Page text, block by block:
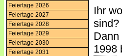
Feiertage 2026
Feiertage 2027
Feiertage 2028
Feiertage 2029
Feiertage 2030
Feiertage 2031
Ihr
sind?
1998